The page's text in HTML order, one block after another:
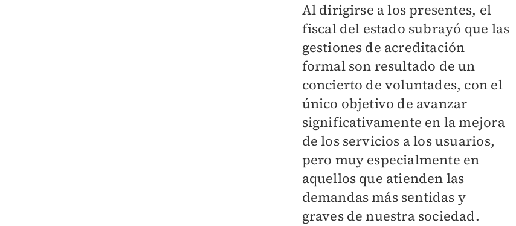
Al dirigirse a los presentes, el
fiscal del estado subrayó que las
gestiones de acreditación
formal son resultado de un
concierto de voluntades, con el
único objetivo de avanzar
significativamente en la mejora
de los servicios a los usuarios,
pero muy especialmente en
aquellos que atienden las
demandas más sentidas y
graves de nuestra sociedad.